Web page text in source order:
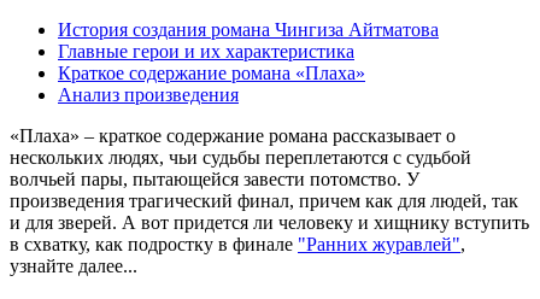
История создания романа Чингиза Айтматова
Главные герои и их характеристика
Краткое содержание романа «Плаха»
Анализ произведения
«Плаха» – краткое содержание романа рассказывает о
нескольких людях, чьи судьбы переплетаются с судьбой
волчьей пары, пытающейся завести потомство. У
произведения трагический финал, причем как для людей, так
и для зверей. А вот придется ли человеку и хищнику вступить
в схватку, как подростку в финале "Ранних журавлей",
узнайте далее...